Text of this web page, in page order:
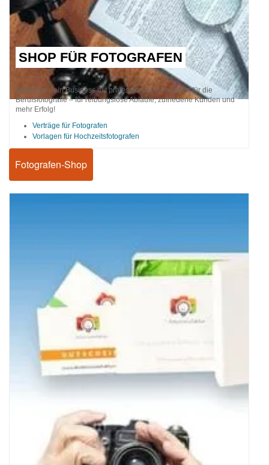
SHOP FÜR FOTOGRAFEN
Optimiere dein Business mit professionellen Vorlagen für die
Berufsfotografie – für reibungslose Abläufe, zufriedene Kunden und
mehr Erfolg!
Verträge für Fotografen
Vorlagen für Hochzeitsfotografen
Fotografen-Shop